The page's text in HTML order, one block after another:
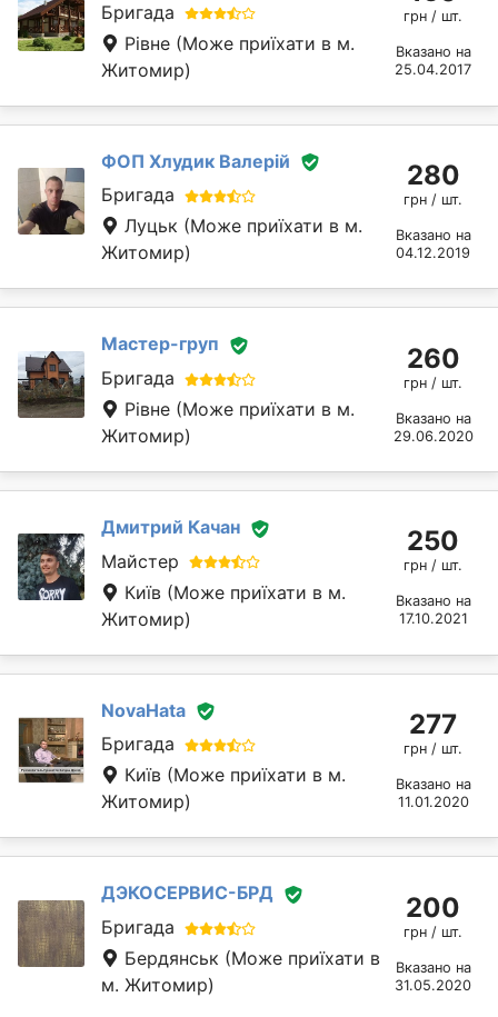
Бригада
Рівне (Може приїхати в м.
Житомир)
грн / шт.
Вказано на
25.04.2017
ФОП Хлудик Валерій
Бригада
Луцьк (Може приїхати в м.
Житомир)
280
грн / шт.
Вказано на
04.12.2019
Мастер-груп
Бригада
Рівне (Може приїхати в м.
Житомир)
260
грн / шт.
Вказано на
29.06.2020
Дмитрий Качан
Майстер
Київ (Може приїхати в м.
Житомир)
250
грн / шт.
Вказано на
17.10.2021
NovaHata
Бригада
Київ (Може приїхати в м.
Житомир)
277
грн / шт.
Вказано на
11.01.2020
ДЭКОСЕРВИС-БРД
Бригада
Бердянськ (Може приїхати в
м. Житомир)
200
грн / шт.
Вказано на
31.05.2020